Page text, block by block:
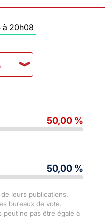
à 20h08
︾
50,00 %
50,00 %
leurs publications.
bureaux de vote.
peut ne pas être égale à